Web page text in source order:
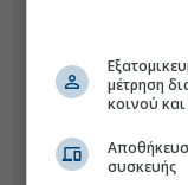
μέτρηση
κοινού
συσκευής